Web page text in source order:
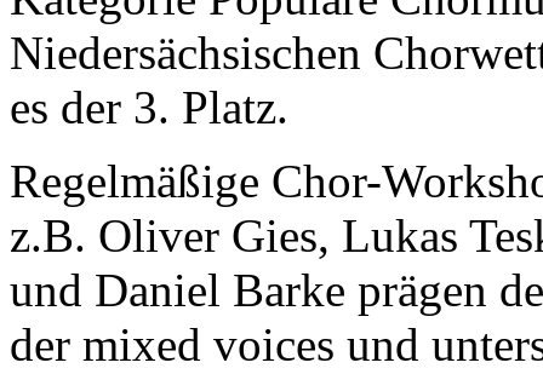
Niedersächsischen
es der 3. Platz.
Regelmäßige Chor-
z.B. Oliver Gies, Lukas
und Daniel Barke prägen
der mixed voices und